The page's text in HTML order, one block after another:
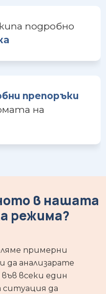
подробно
препоръки
на
в нашата
режима?
примерни
да анализарате
всеки един
да